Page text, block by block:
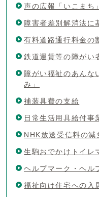
声の広報「いこまち」
障害者差別解消法に
有料道路通行料金の
鉄道運賃等の障がい
障がい福祉のあんな
み」
補装具費の支給
日常生活用具給付事
NHK放送受信料の減
生駒おでかけトイレ
ヘルプマーク・ヘル
福祉向け住宅への入